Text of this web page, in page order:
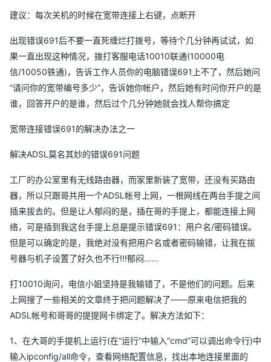
建议：每次关机的时候在宽带连接上右键，点断开
出现错误691后不要一直死缠烂打拨号，等待个几分钟再试试，如
果一直出现这种情况，拨打客服电话10010联通(10000电
信/10050铁通)，告诉工作人员你的电脑错误691上不了，然后她问
“请问你的宽带编号多少”，告诉她你帐户，然后她有时问你开户的是
谁，回答开户的是谁，然后过个几分钟她就会找人帮你搞定
宽带连接错误691的解决办法之一
解决ADSL莫名其妙的错误691问题
工厂的办公室里有无线路由器，而家里新装了宽带，还没有买路由
器，所以只跟哥共用一个ADSL帐号上网，一根网线在两台手提之间
插来拔去的。但是让人郁闷的是，插在哥的手提上，都能连接上网
络，可是插到我这台手提上总是提示错误691：用户名/密码错误。
但是可以确定的是，我绝对没有把用户名或者密码输错，让我在拔
号器与机子设置了好久也不行!!!郁闷......
打10010询问，电信小姐坚持是我输错了，不是他们的问题。后来
上网搜了一些相关的文章终于把问题解决了——原来电信把我的
ADSL帐号和哥哥的提提网卡绑定了。解决方法如下：
1、在大哥的手提机上运行(在“运行”中输入“cmd”可以调出命令行)中
输入ipconfig/all命令，查看网络配置信息，找出本地连接里面的